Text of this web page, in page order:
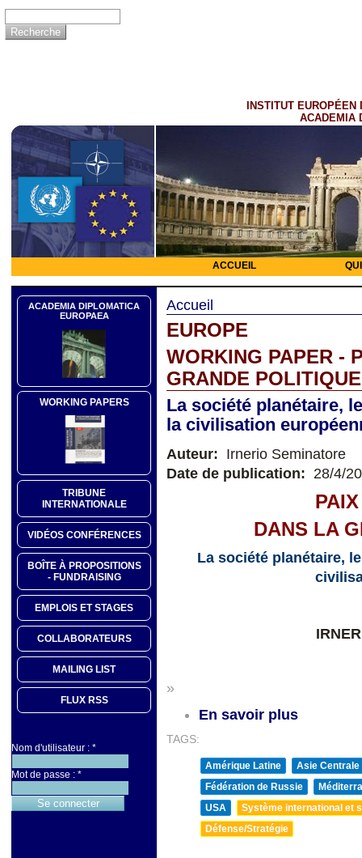
INSTITUT EUROPÉEN
ACADEMIA
ACCUEIL
ACADEMIA DIPLOMATICA
EUROPAEA
WORKING PAPERS
TRIBUNE
INTERNATIONALE
VIDÉOS CONFÉRENCES
BOÎTE À PROPOSITIONS
- FUNDRAISING
EMPLOIS ET STAGES
COLLABORATEURS
MAILING LIST
FLUX RSS
Nom d'utilisateur : *
Mot de passe : *
Accueil
EUROPE
WORKING PAPER -
GRANDE POLITIQUE
La société planétaire,
la civilisation
Auteur: Irnerio Seminatore
Date de publication: 28/4/
DANS LA
La société planétaire,
»
En savoir plus
TAGS:
Amérique Latine
Asie Centrale
Fédération de Russie
USA
Système international et
Défense/Stratégie